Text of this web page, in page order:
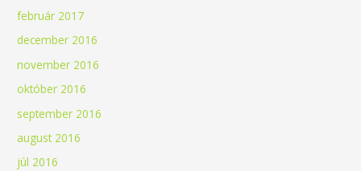
február 2017
december 2016
november 2016
október 2016
september 2016
august 2016
júl 2016